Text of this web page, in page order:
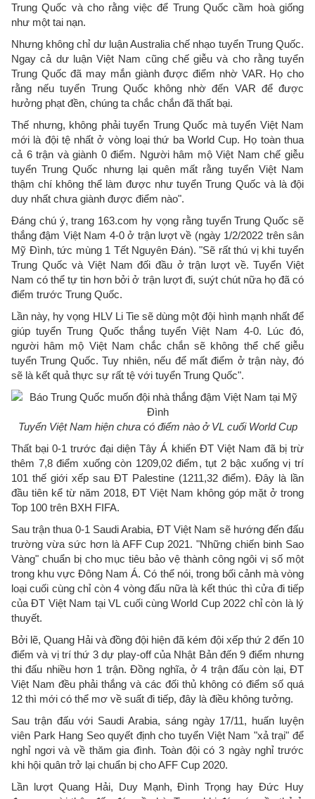
Trung Quốc và cho rằng việc để Trung Quốc cầm hoà giống
như một tai nạn.
Nhưng không chỉ dư luận Australia chế nhạo tuyển Trung Quốc.
Ngay cả dư luận Việt Nam cũng chế giễu và cho rằng tuyển
Trung Quốc đã may mắn giành được điểm nhờ VAR. Họ cho
rằng nếu tuyển Trung Quốc không nhờ đến VAR để được
hưởng phạt đền, chúng ta chắc chắn đã thất bại.
Thế nhưng, không phải tuyển Trung Quốc mà tuyển Việt Nam
mới là đội tệ nhất ở vòng loại thứ ba World Cup. Họ toàn thua
cả 6 trận và giành 0 điểm. Người hâm mộ Việt Nam chế giễu
tuyển Trung Quốc nhưng lại quên mất rằng tuyển Việt Nam
thậm chí không thể làm được như tuyển Trung Quốc và là đội
duy nhất chưa giành được điểm nào".
Đáng chú ý, trang 163.com hy vọng rằng tuyển Trung Quốc sẽ
thắng đậm Việt Nam 4-0 ở trận lượt về (ngày 1/2/2022 trên sân
Mỹ Đình, tức mùng 1 Tết Nguyên Đán). "Sẽ rất thú vị khi tuyển
Trung Quốc và Việt Nam đối đầu ở trận lượt về. Tuyển Việt
Nam có thể tự tin hơn bởi ở trận lượt đi, suýt chút nữa họ đã có
điểm trước Trung Quốc.
Lần này, hy vọng HLV Li Tie sẽ dùng một đội hình mạnh nhất để
giúp tuyển Trung Quốc thắng tuyển Việt Nam 4-0. Lúc đó,
người hâm mộ Việt Nam chắc chắn sẽ không thể chế giễu
tuyển Trung Quốc. Tuy nhiên, nếu để mất điểm ở trận này, đó
sẽ là kết quả thực sự rất tệ với tuyển Trung Quốc".
Tuyển Việt Nam hiện chưa có điểm nào ở VL cuối World Cup
Thất bại 0-1 trước đại diện Tây Á khiến ĐT Việt Nam đã bị trừ
thêm 7,8 điểm xuống còn 1209,02 điểm, tụt 2 bậc xuống vị trí
101 thế giới xếp sau ĐT Palestine (1211,32 điểm). Đây là lần
đầu tiên kể từ năm 2018, ĐT Việt Nam không góp mặt ở trong
Top 100 trên BXH FIFA.
Sau trận thua 0-1 Saudi Arabia, ĐT Việt Nam sẽ hướng đến đấu
trường vừa sức hơn là AFF Cup 2021. "Những chiến binh Sao
Vàng" chuẩn bị cho mục tiêu bảo vệ thành công ngôi vị số một
trong khu vực Đông Nam Á. Có thể nói, trong bối cảnh mà vòng
loại cuối cùng chỉ còn 4 vòng đấu nữa là kết thúc thì cửa đi tiếp
của ĐT Việt Nam tại VL cuối cùng World Cup 2022 chỉ còn là lý
thuyết.
Bởi lẽ, Quang Hải và đồng đội hiện đã kém đội xếp thứ 2 đến 10
điểm và vị trí thứ 3 dự play-off của Nhật Bản đến 9 điểm nhưng
thi đấu nhiều hơn 1 trận. Đồng nghĩa, ở 4 trận đấu còn lại, ĐT
Việt Nam đều phải thắng và các đối thủ không có điểm số quá
12 thì mới có thể mơ về suất đi tiếp, đây là điều không tưởng.
Sau trận đấu với Saudi Arabia, sáng ngày 17/11, huấn luyện
viên Park Hang Seo quyết định cho tuyển Việt Nam "xả trại" để
nghỉ ngơi và về thăm gia đình. Toàn đội có 3 ngày nghỉ trước
khi hội quân trở lại chuẩn bị cho AFF Cup 2020.
Lần lượt Quang Hải, Duy Mạnh, Đình Trọng hay Đức Huy